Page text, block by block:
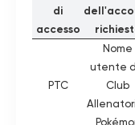
di
accesso
PTC
Nome
utente
Club